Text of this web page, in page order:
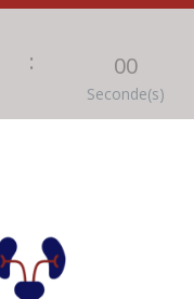
: 00
Seconde(s)